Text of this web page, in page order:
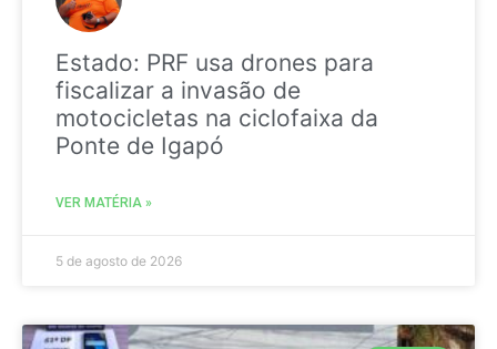
Estado: PRF usa drones para
fiscalizar a invasão de
motocicletas na ciclofaixa da
Ponte de Igapó
VER MATÉRIA »
5 de agosto de 2026